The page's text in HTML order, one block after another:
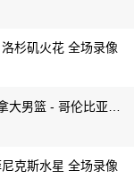
杉矶火花 全场录像
克斯水星 全场录像